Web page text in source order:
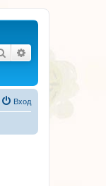
Поиск
Вход